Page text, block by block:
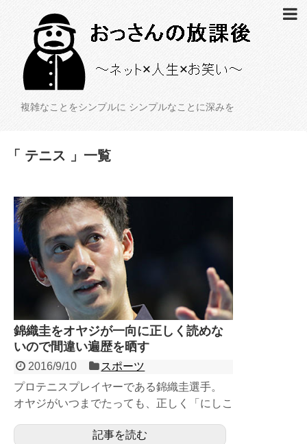
複雑なことをシンプルに シンプルなことに深みを
「 テニス 」一覧
錦織圭をオヤジが一向に正しく読めな
いので間違い遍歴を晒す
2016/9/10
スポーツ
プロテニスプレイヤーである錦織圭選手。
オヤジがいつまでたっても、正しく「にしこ
記事を読む